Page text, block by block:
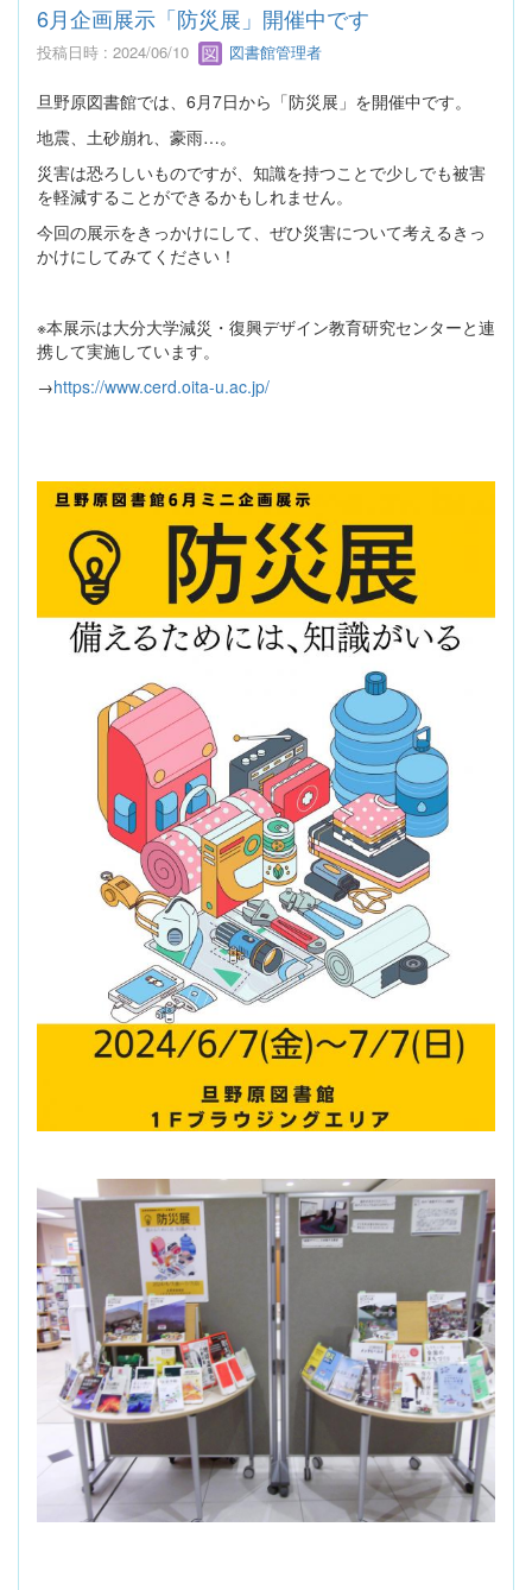
6月企画展示「防災展」開催中です
投稿日時 : 2024/06/10 図書館管理者
旦野原図書館では、6月7日から「防災展」を開催中です。
地震、土砂崩れ、豪雨…。
災害は恐ろしいものですが、知識を持つことで少しでも被害
を軽減することができるかもしれません。
今回の展示をきっかけにして、ぜひ災害について考えるきっ
かけにしてみてください！
※本展示は大分大学減災・復興デザイン教育研究センターと連
携して実施しています。
→https://www.cerd.oita-u.ac.jp/